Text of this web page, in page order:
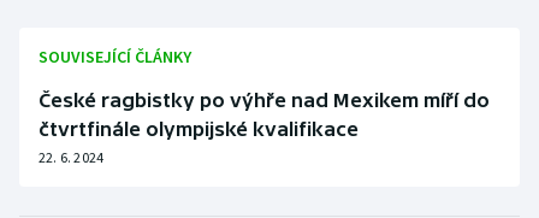
SOUVISEJÍCÍ ČLÁNKY
České ragbistky po výhře nad Mexikem míří do
čtvrtfinále olympijské kvalifikace
22. 6. 2024